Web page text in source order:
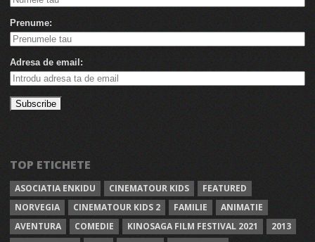
Prenume:
Adresa de email:
TOP ETICHETE
ASOCIATIA ENKIDU CINEMATOUR KIDS
FEATURED
NORVEGIA
CINEMATOUR KIDS 2 FAMILIE
ANIMATIE
AVENTURA
COMEDIE KINOSAGA FILM FESTIVAL 2021
2013